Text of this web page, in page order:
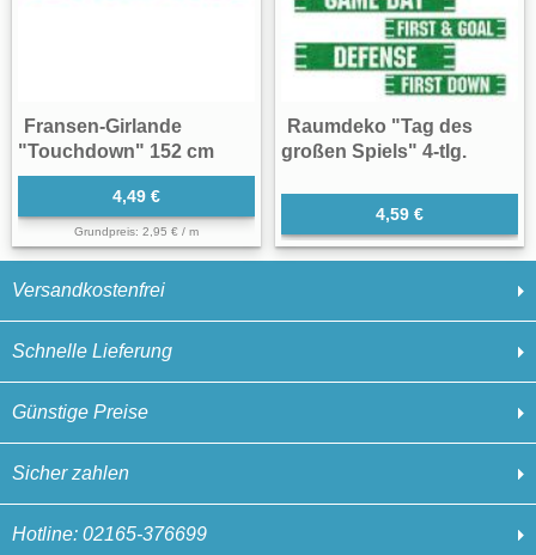
Versandkostenfrei
Schnelle Lieferung
Günstige Preise
Sicher zahlen
Hotline: 02165-376699
Fransen-Girlande
"Touchdown" 152 cm
4,49 €
Grundpreis: 2,95 € / m
Raumdeko "Tag des
großen Spiels" 4-tlg.
4,59 €